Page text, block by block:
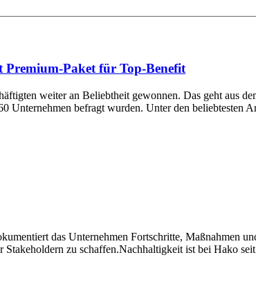
Paket für Top-Benefit
weiter an Beliebtheit gewonnen. Das geht aus
Unternehmen befragt wurden. Unter den beliebtesten
das Unternehmen Fortschritte, Maßnahmen
zu schaffen.Nachhaltigkeit ist bei Hako